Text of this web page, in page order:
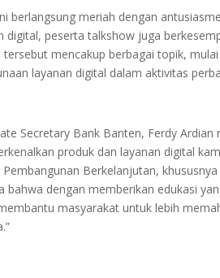
berlangsung meriah dengan
digital, peserta talkshow juga
tersebut mencakup berbagai topik,
layanan digital dalam aktivitas
Secretary Bank Banten, Ferdy
produk dan layanan digital
Pembangunan Berkelanjutan,
bahwa dengan memberikan edukasi
masyarakat untuk lebih